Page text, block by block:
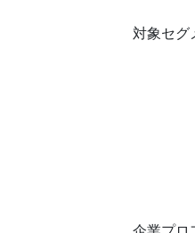
対象セグ